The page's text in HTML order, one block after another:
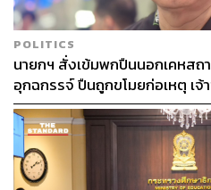
POLITICS
นายกฯ สั่งเข้มพกปืนนอกเคหสถ
อุกฉกรรจ์ ปืนถูกขโมยก่อเหตุ เ